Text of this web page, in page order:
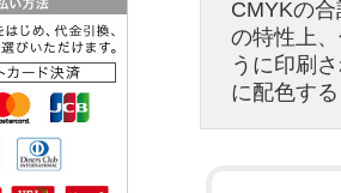
CMYKの
の特性上
うに印刷
に配色す